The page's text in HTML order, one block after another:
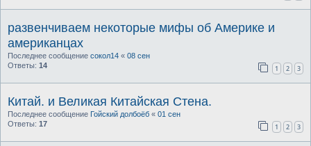
развенчиваем некоторые мифы об Америке и
американцах
Последнее сообщение сокол14 « 08 сен
Ответы: 14 1 2 3
Китай. и Великая Китайская Стена.
Последнее сообщение Гойский долбоёб « 01 сен
Ответы: 17 1 2 3